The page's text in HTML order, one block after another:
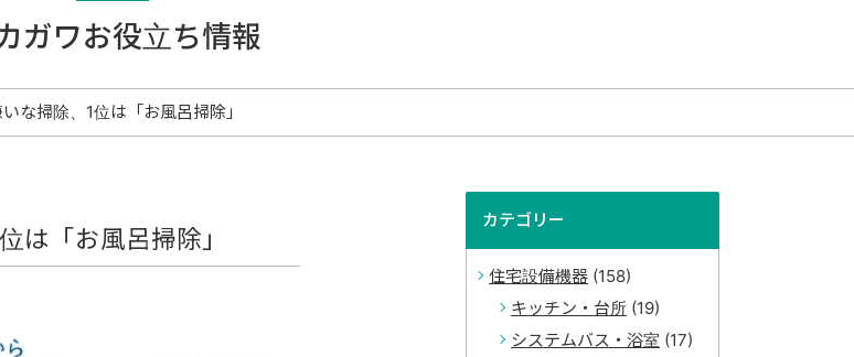
ガワお役立ち情報
な掃除、1位は「お風呂掃除」
「お風呂掃除」
カテゴリー
住宅設備機器 (158)
キッチン・台所 (19)
システムバス・浴室 (17)